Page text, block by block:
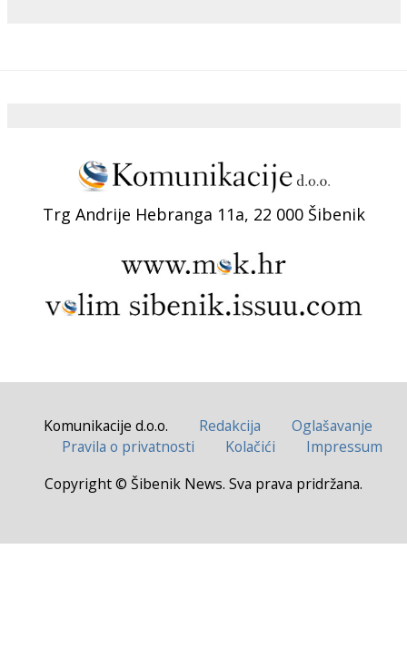
Trg Andrije Hebranga 11a, 22 000 Šibenik
Komunikacije d.o.o. Redakcija
Oglašavanje
Pravila o privatnosti
Kolačići
Impressum
Copyright © Šibenik News. Sva prava pridržana.